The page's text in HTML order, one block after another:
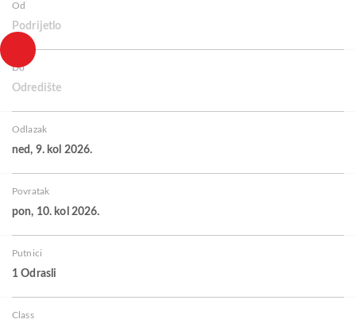
Od
Podrijetlo
Do
Odredište
Odlazak
ned, 9. kol 2026.
Povratak
pon, 10. kol 2026.
Putnici
1 Odrasli
Class